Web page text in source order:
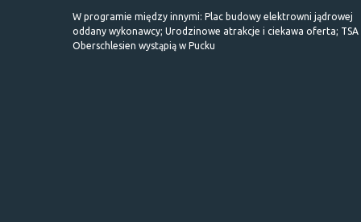
W programie między innymi: Plac budowy elektrowni jądrowej
oddany wykonawcy; Urodzinowe atrakcje i ciekawa oferta; TSA
Oberschlesien wystąpią w Pucku